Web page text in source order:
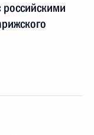
российскими